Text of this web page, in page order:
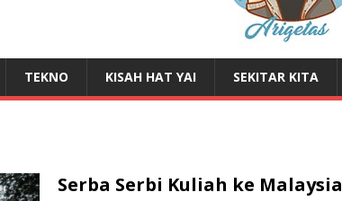
TEKNO KISAH HAT YAI SEKITAR KITA
Serba Serbi Kuliah ke Malaysia